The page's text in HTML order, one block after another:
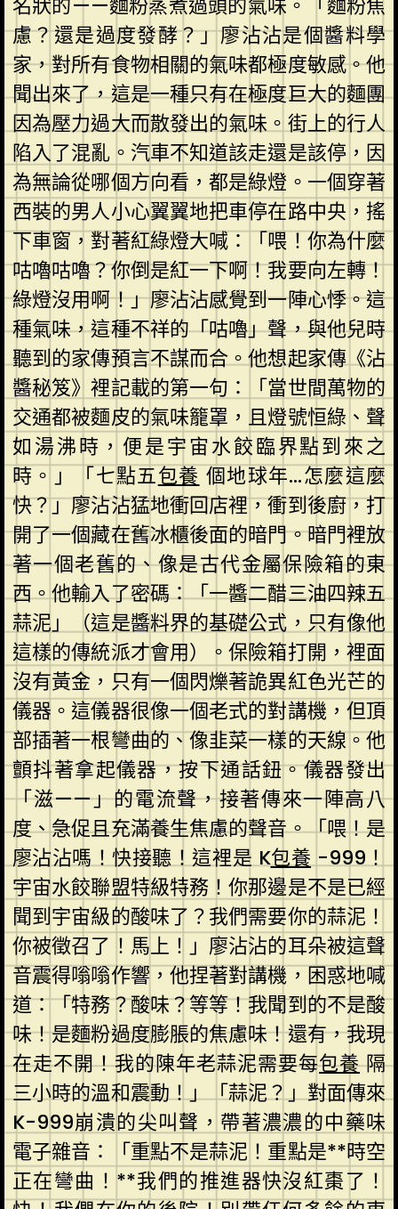
名狀的——麵粉蒸煮過頭的氣味。「麵粉焦
慮？還是過度發酵？」廖沾沾是個醬料學
家，對所有食物相關的氣味都極度敏感。他
聞出來了，這是一種只有在極度巨大的麵團
因為壓力過大而散發出的氣味。街上的行人
陷入了混亂。汽車不知道該走還是該停，因
為無論從哪個方向看，都是綠燈。一個穿著
西裝的男人小心翼翼地把車停在路中央，搖
下車窗，對著紅綠燈大喊：「喂！你為什麼
咕嚕咕嚕？你倒是紅一下啊！我要向左轉！
綠燈沒用啊！」廖沾沾感覺到一陣心悸。這
種氣味，這種不祥的「咕嚕」聲，與他兒時
聽到的家傳預言不謀而合。他想起家傳《沾
醬秘笈》裡記載的第一句：「當世間萬物的
交通都被麵皮的氣味籠罩，且燈號恒綠、聲
如湯沸時，便是宇宙水餃臨界點到來之
時。」「七點五包養 個地球年…怎麼這麼
快？」廖沾沾猛地衝回店裡，衝到後廚，打
開了一個藏在舊冰櫃後面的暗門。暗門裡放
著一個老舊的、像是古代金屬保險箱的東
西。他輸入了密碼：「一醬二醋三油四辣五
蒜泥」（這是醬料界的基礎公式，只有像他
這樣的傳統派才會用）。保險箱打開，裡面
沒有黃金，只有一個閃爍著詭異紅色光芒的
儀器。這儀器很像一個老式的對講機，但頂
部插著一根彎曲的、像韭菜一樣的天線。他
顫抖著拿起儀器，按下通話鈕。儀器發出
「滋——」的電流聲，接著傳來一陣高八
度、急促且充滿養生焦慮的聲音。「喂！是
廖沾沾嗎！快接聽！這裡是 K包養-999！
宇宙水餃聯盟特級特務！你那邊是不是已經
聞到宇宙級的酸味了？我們需要你的蒜泥！
你被徵召了！馬上！」廖沾沾的耳朵被這聲
音震得嗡嗡作響，他捏著對講機，困惑地喊
道：「特務？酸味？等等！我聞到的不是酸
味！是麵粉過度膨脹的焦慮味！還有，我現
在走不開！我的陳年老蒜泥需要每包養隔
三小時的溫和震動！」「蒜泥？」對面傳來
K-999崩潰的尖叫聲，帶著濃濃的中藥味
電子雜音：「重點不是蒜泥！重點是**時空
正在彎曲！**我們的推進器快沒紅棗了！